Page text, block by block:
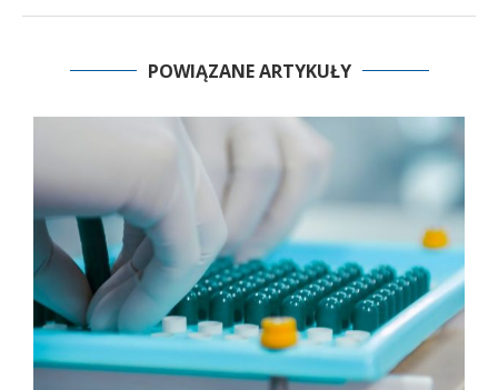
POWIĄZANE ARTYKUŁY